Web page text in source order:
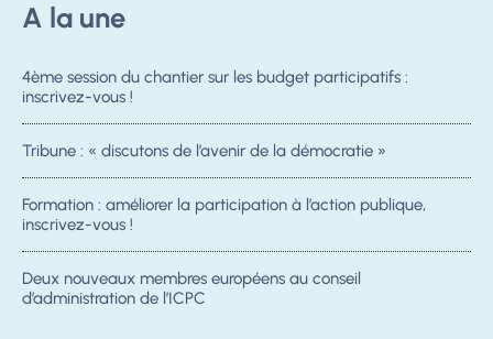
A la une
4ème session du chantier sur les budget participatifs :
inscrivez-vous !
Tribune : « discutons de l’avenir de la démocratie »
Formation : améliorer la participation à l’action publique,
inscrivez-vous !
Deux nouveaux membres européens au conseil
d’administration de l’ICPC